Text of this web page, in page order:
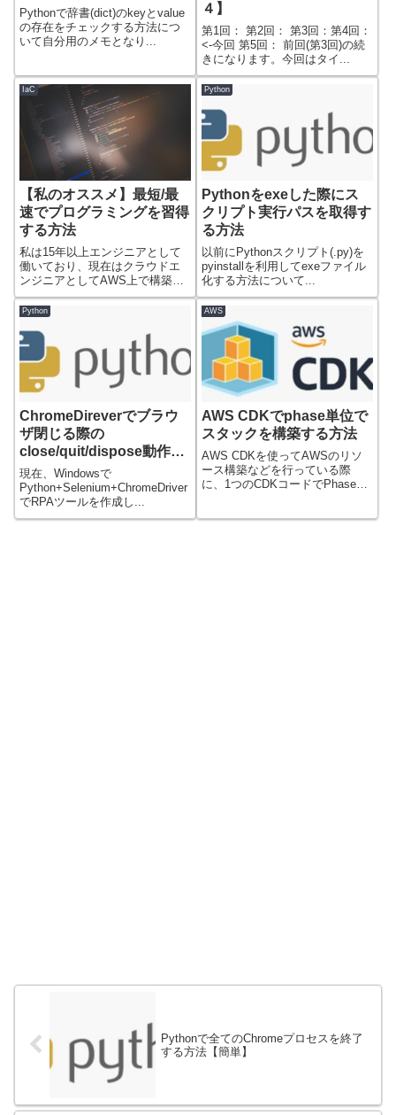
Pythonで辞書(dict)のkeyとvalue
の存在をチェックする方法につ
いて自分用のメモとなり...
４】
第1回： 第2回： 第3回：第4回：
<-今回 第5回： 前回(第3回)の続
きになります。今回はタイ...
IaC
【私のオススメ】最短/最
速でプログラミングを習得
する方法
私は15年以上エンジニアとして
働いており、現在はクラウドエ
ンジニアとしてAWS上で構築さ
れた大規模シ...
Python
Pythonをexeした際にス
クリプト実行パスを取得す
る方法
以前にPythonスクリプト(.py)を
pyinstallを利用してexeファイル
化する方法について...
Python
ChromeDireverでブラウ
ザ閉じる際の
close/quit/dispose動作の
違い
現在、Windowsで
Python+Selenium+ChromeDriver
でRPAツールを作成し...
AWS
AWS CDKでphase単位で
スタックを構築する方法
AWS CDKを使ってAWSのリソ
ース構築などを行っている際
に、1つのCDKコードでPhaseに
Pythonで全てのChromeプロセスを終了
する方法【簡単】